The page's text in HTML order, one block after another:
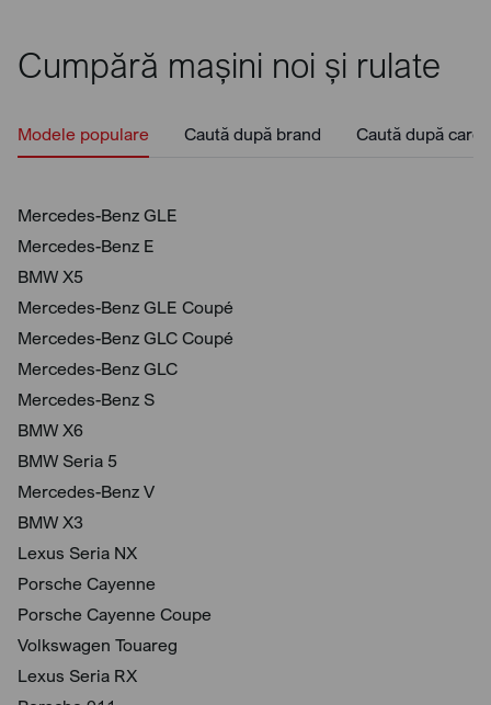
Cumpără mașini noi și rulate
Modele populare Caută după brand Caută după
Mercedes-Benz GLE
Mercedes-Benz E
BMW X5
Mercedes-Benz GLE Coupé
Mercedes-Benz GLC Coupé
Mercedes-Benz GLC
Mercedes-Benz S
BMW X6
BMW Seria 5
Mercedes-Benz V
BMW X3
Lexus Seria NX
Porsche Cayenne
Porsche Cayenne Coupe
Volkswagen Touareg
Lexus Seria RX